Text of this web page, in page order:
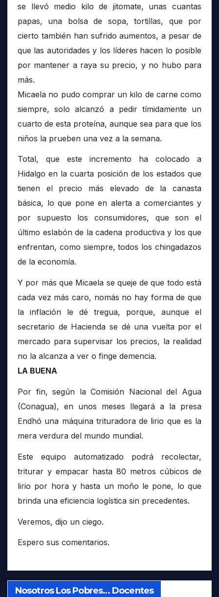
se llevó medio kilo de jitomate, unas cuantas
papas, una bolsa de sopa, tortillas, que por
cierto también han sufrido aumentos, a pesar de
que las autoridades y los líderes hacen lo posible
por mantener a raya su precio, y no hubo para
más.
Micaela no pudo comprar un kilo de carne como
siempre, solo alcanzó a pedir tímidamente un
cuarto de esta proteína, aunque sea para que los
niños la prueben una vez a la semana.
Total, que este incremento ha colocado a
Hidalgo en la cuarta posición de los estados que
tienen el precio más elevado de la canasta
básica, lo que pone en alerta a comerciantes y
por supuesto los consumidores, que son el
último eslabón de la cadena productiva y los que
enfrentan, como siempre, todos los chingadazos
de la economía.
Y por más que Micaela se queje de que todo está
cada vez más caro, nomás no hay forma de que
la inflación le dé tregua, porque, aunque el
secretario de Hacienda se dé una vuelta por el
mercado para supervisar los precios, la realidad
no la alcanza a ver o finge demencia.
LA BUENA
Por fin, según la Comisión Nacional del Agua
(Conagua), en unos meses llegará a la presa
Endhó una máquina trituradora de lirio que es la
mera verdura del mundo mundial.
Este equipo automatizado podrá recolectar,
triturar y empacar hasta 80 metros cúbicos de
lirio por hora y hasta un moño le pone, lo que
brinda una eficiencia logística sin precedentes.
Veremos, dijo un ciego.
Espero sus comentarios.
Nosotros Los Pobres… Docentes